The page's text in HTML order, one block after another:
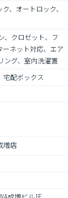
、オートロック、
、クロゼット、フ
ーネット対応、エア
ング、室内洗濯置
宅配ボックス
増店